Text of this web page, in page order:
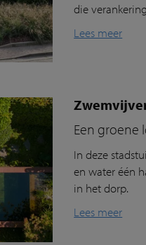
die
Lees meer
Een groene
In deze
en water één
in het dorp.
Lees meer